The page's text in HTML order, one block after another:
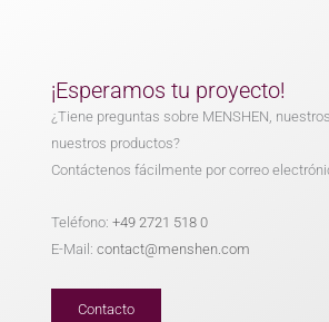
¡Esperamos tu proyecto!
¿Tiene preguntas sobre MENSHEN,
nuestros productos?
Contáctenos fácilmente por correo
Teléfono:+49 2721 518 0
E-Mail:contact@menshen.com
Contacto